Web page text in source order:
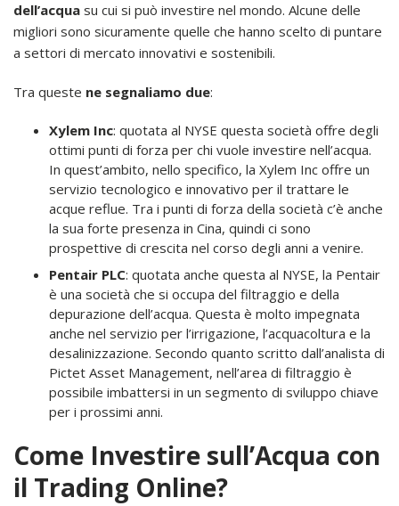
dell’acqua su cui si può investire nel mondo. Alcune delle
migliori sono sicuramente quelle che hanno scelto di puntare
a settori di mercato innovativi e sostenibili.
Tra queste ne segnaliamo due:
Xylem Inc: quotata al NYSE questa società offre degli
ottimi punti di forza per chi vuole investire nell’acqua.
In quest’ambito, nello specifico, la Xylem Inc offre un
servizio tecnologico e innovativo per il trattare le
acque reflue. Tra i punti di forza della società c’è anche
la sua forte presenza in Cina, quindi ci sono
prospettive di crescita nel corso degli anni a venire.
Pentair PLC: quotata anche questa al NYSE, la Pentair
è una società che si occupa del filtraggio e della
depurazione dell’acqua. Questa è molto impegnata
anche nel servizio per l’irrigazione, l’acquacoltura e la
desalinizzazione. Secondo quanto scritto dall’analista di
Pictet Asset Management, nell’area di filtraggio è
possibile imbattersi in un segmento di sviluppo chiave
per i prossimi anni.
Come Investire sull’Acqua con
il Trading Online?